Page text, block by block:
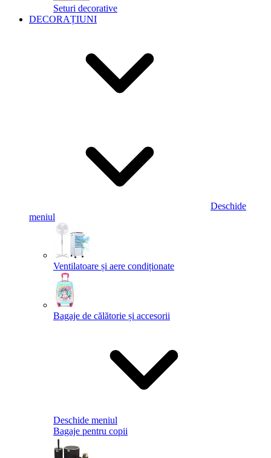
Seturi decorative
DECORAȚIUNI
Deschide
meniul
Ventilatoare și aere condiționate
Bagaje de călătorie și accesorii
Deschide meniul
Bagaje pentru copii